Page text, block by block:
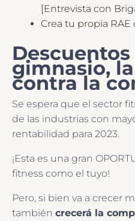
[Entrevista con
Crea tu propia RAE
gimnasio,
contra la
Se espera que el sector
de las industrias con
rentabilidad para 2023.
¡Esta es una gran
fitness como el tuyo!
Pero, si bien va a crecer
también crecerá la